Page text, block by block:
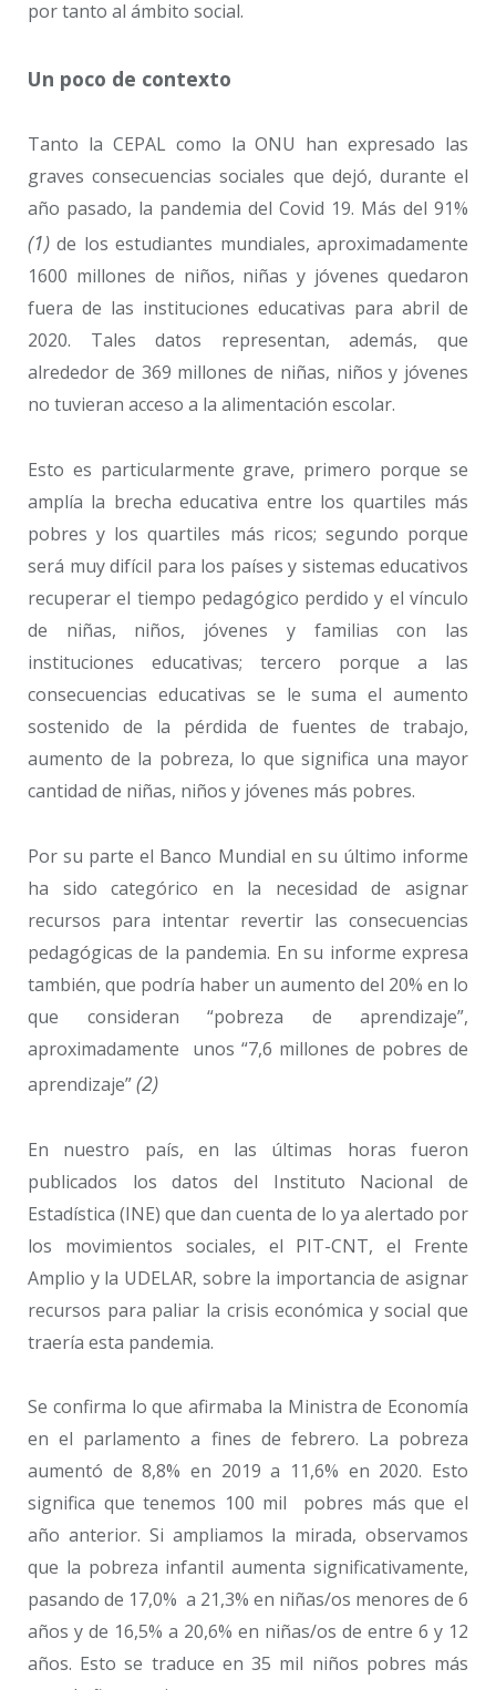
por tanto al ámbito social.
Un poco de contexto
Tanto la CEPAL como la ONU han expresado las
graves consecuencias sociales que dejó, durante el
año pasado, la pandemia del Covid 19. Más del 91%
(1) de los estudiantes mundiales, aproximadamente
1600 millones de niños, niñas y jóvenes quedaron
fuera de las instituciones educativas para abril de
2020. Tales datos representan, además, que
alrededor de 369 millones de niñas, niños y jóvenes
no tuvieran acceso a la alimentación escolar.
Esto es particularmente grave, primero porque se
amplía la brecha educativa entre los quartiles más
pobres y los quartiles más ricos; segundo porque
será muy difícil para los países y sistemas educativos
recuperar el tiempo pedagógico perdido y el vínculo
de niñas, niños, jóvenes y familias con las
instituciones educativas; tercero porque a las
consecuencias educativas se le suma el aumento
sostenido de la pérdida de fuentes de trabajo,
aumento de la pobreza, lo que significa una mayor
cantidad de niñas, niños y jóvenes más pobres.
Por su parte el Banco Mundial en su último informe
ha sido categórico en la necesidad de asignar
recursos para intentar revertir las consecuencias
pedagógicas de la pandemia. En su informe expresa
también, que podría haber un aumento del 20% en lo
que consideran “pobreza de aprendizaje”,
aproximadamente unos “7,6 millones de pobres de
aprendizaje”(2)
En nuestro país, en las últimas horas fueron
publicados los datos del Instituto Nacional de
Estadística (INE) que dan cuenta de lo ya alertado por
los movimientos sociales, el PIT-CNT, el Frente
Amplio y la UDELAR, sobre la importancia de asignar
recursos para paliar la crisis económica y social que
traería esta pandemia.
Se confirma lo que afirmaba la Ministra de Economía
en el parlamento a fines de febrero. La pobreza
aumentó de 8,8% en 2019 a 11,6% en 2020. Esto
significa que tenemos 100 mil pobres más que el
año anterior. Si ampliamos la mirada, observamos
que la pobreza infantil aumenta significativamente,
pasando de 17,0% a 21,3% en niñas/os menores de 6
años y de 16,5% a 20,6% en niñas/os de entre 6 y 12
años. Esto se traduce en 35 mil niños pobres más